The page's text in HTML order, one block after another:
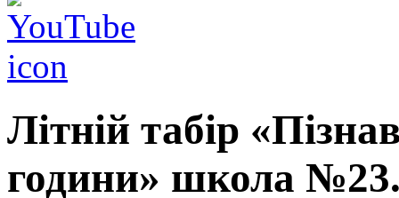
Літній табір
години» школа